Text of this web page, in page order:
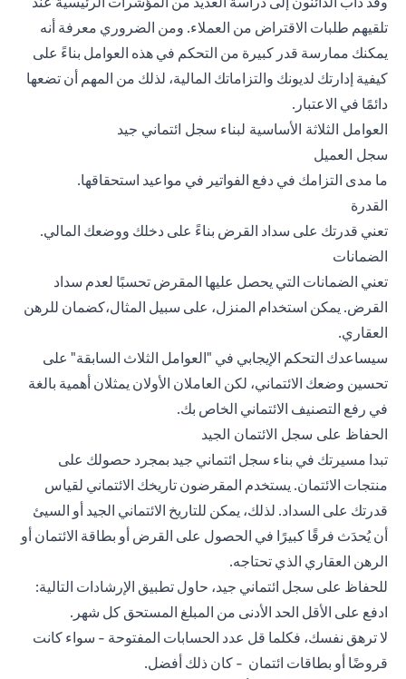
تلقيهم طلبات الاقتراض من العملاء. ومن الضروري معرفة أنه
يمكنك ممارسة قدر كبيرة من التحكم في هذه العوامل بناءً على
كيفية إدارتك لديونك والتزاماتك المالية، لذلك من المهم أن تضعها
دائمًا في الاعتبار.
العوامل الثلاثة الأساسية لبناء سجل ائتماني جيد
سجل العميل
ما مدى التزامك في دفع الفواتير في مواعيد استحقاقها.
القدرة
تعني قدرتك على سداد القرض بناءً على دخلك ووضعك المالي.
الضمانات
تعني الضمانات التي يحصل عليها المقرض تحسبًا لعدم سداد
القرض. يمكن استخدام المنزل، على سبيل المثال،كضمان للرهن
العقاري.
سيساعدك التحكم الإيجابي في "العوامل الثلاث السابقة" على
تحسين وضعك الائتماني، لكن العاملان الأولان يمثلان أهمية بالغة
في رفع التصنيف الائتماني الخاص بك.
الحفاظ على سجل الائتمان الجيد
تبدا مسيرتك في بناء سجل ائتماني جيد بمجرد حصولك على
منتجات الائتمان. يستخدم المقرضون تاريخك الائتماني لقياس
قدرتك على السداد. لذلك، يمكن للتاريخ الائتماني الجيد أو السيئ
أن يُحدَث فرقًا كبيرًا في الحصول على القرض أو بطاقة الائتمان أو
الرهن العقاري الذي تحتاجه.
للحفاظ على سجل ائتماني جيد، حاول تطبيق الإرشادات التالية:
ادفع على الأقل الحد الأدنى من المبلغ المستحق كل شهر.
لا ترهق نفسك، فكلما قل عدد الحسابات المفتوحة - سواء كانت
قروضًا أو بطاقات ائتمان - كان ذلك أفضل.